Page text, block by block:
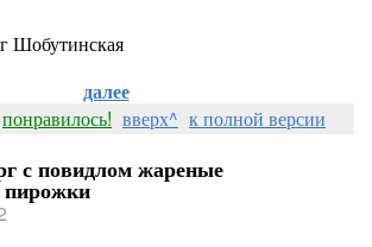
Шобутинская
далее
понравилось! вверх^ к полной версии
с повидлом жареные